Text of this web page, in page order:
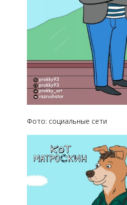
Фото: социальные сети